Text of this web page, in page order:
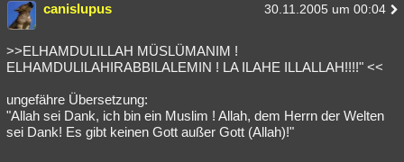
canislupus 30.11.2005 um 00:04
>>ELHAMDULILLAH MÜSLÜMANIM !
ELHAMDULILAHIRABBILALEMIN ! LA ILAHE ILLALLAH!!!!" <<
ungefähre Übersetzung:
"Allah sei Dank, ich bin ein Muslim ! Allah, dem Herrn der Welten
sei Dank! Es gibt keinen Gott außer Gott (Allah)!"